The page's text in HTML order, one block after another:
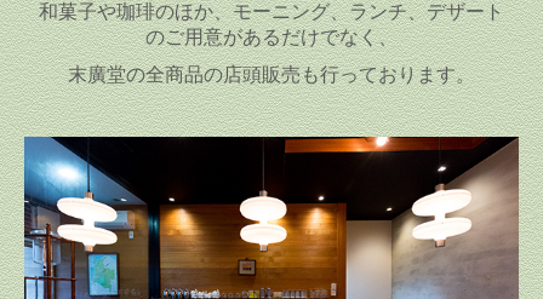
和菓子や珈琲のほか、モーニング、ランチ、デザート
のご用意があるだけでなく、
末廣堂の全商品の店頭販売も行っております。